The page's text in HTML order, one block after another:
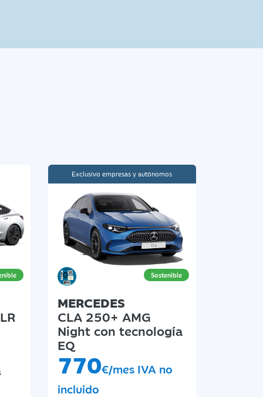
MERCEDES
Exclusivo empresas y autónomos
CLA 250+ AMG
Night con tecnología
EQ
770€/mes IVA no
incluido